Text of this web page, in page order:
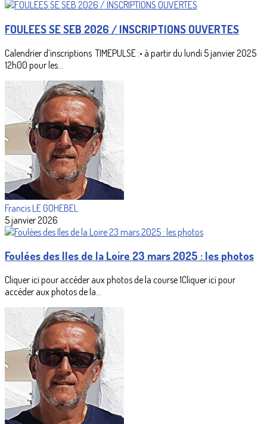
FOULEES SE SEB 2026 / INSCRIPTIONS OUVERTES
Calendrier d’inscriptions TIMEPULSE :• à partir du lundi 5 janvier 2025
12h00 pour les...
Francis LE GOHEBEL
5 janvier 2026
Foulées des Iles de la Loire 23 mars 2025 : les photos
Cliquer ici pour accéder aux photos de la course 1Cliquer ici pour
accéder aux photos de la...